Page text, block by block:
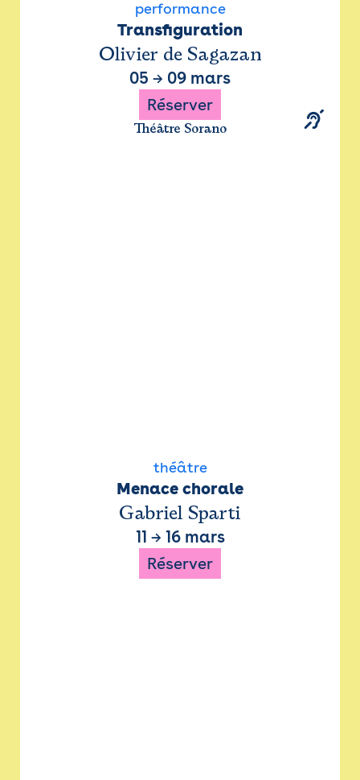
performance
Transfiguration
Olivier de Sagazan
05 → 09 mars
Réserver
Théâtre Sorano
théâtre
Menace chorale
Gabriel Sparti
11 → 16 mars
Réserver